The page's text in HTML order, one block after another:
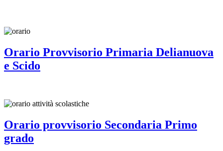
Orario Provvisorio Primaria Delianuova
e Scido
Orario provvisorio Secondaria Primo
grado